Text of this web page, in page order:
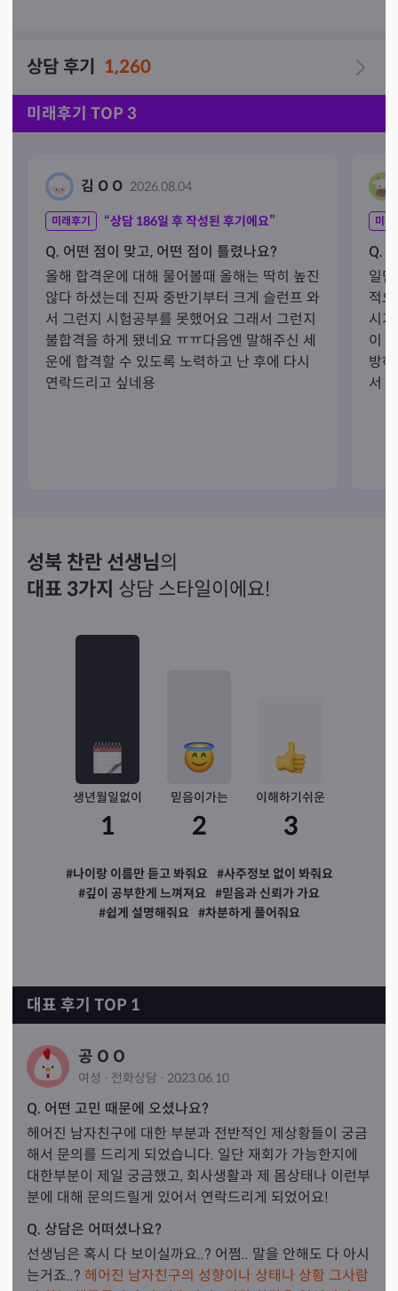
겸손한 마음으로 진심 다해 상담하겠습니다.
상담 후기 1,260
미래후기 TOP 3
김 O O 2026.08.04
미래후기 “상담 186일 후 작성된 후기에요”
Q. 어떤 점이 맞고, 어떤 점이 틀렸나요?
올해 합격운에 대해 물어볼때 올해는 딱히 높진
않다 하셨는데 진짜 중반기부터 크게 슬런프 와
서 그런지 시험공부를 못했어요 그래서 그런지
불합격을 하게 됐네요 ㅠㅠ다음엔 말해주신 세
운에 합격할 수 있도록 노력하고 난 후에 다시
연락드리고 싶네용
미래
Q.
일
적
시
이
방
서
성북 찬란 선생님의
대표 3가지 상담 스타일이에요!
생년월일없이
1
믿음이가는
2
이해하기쉬운
3
#나이랑 이름만 듣고 봐줘요 #사주정보 없이 봐줘요
#깊이 공부한게 느껴져요 #믿음과 신뢰가 가요
#쉽게 설명해줘요 #차분하게 풀어줘요
대표 후기 TOP 1
공 O O
여성 · 전화상담 · 2023.06.10
Q. 어떤 고민 때문에 오셨나요?
헤어진 남자친구에 대한 부분과 전반적인 제상황들이 궁금
해서 문의를 드리게 되었습니다. 일단 재회가 가능한지에
대한부분이 제일 궁금했고, 회사생활과 제 몸상태나 이런부
분에 대해 문의드릴게 있어서 연락드리게 되었어요!
Q. 상담은 어떠셨나요?
선생님은 혹시 다 보이실까요..? 어쩜.. 말을 안해도 다 아시
는거죠..? 헤어진 남자친구의 성향이나 상태나 상황 그사람